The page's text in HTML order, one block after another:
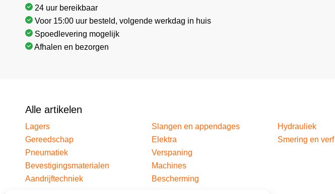
24 uur bereikbaar
Voor 15:00 uur besteld, volgende werkdag in huis
Spoedlevering mogelijk
Afhalen en bezorgen
Alle artikelen
Lagers
Gereedschap
Pneumatiek
Bevestigingsmaterialen
Aandrijftechniek
Slangen en appendages
Elektra
Verspaning
Machines
Bescherming
Hydrauliek
Smering en verf